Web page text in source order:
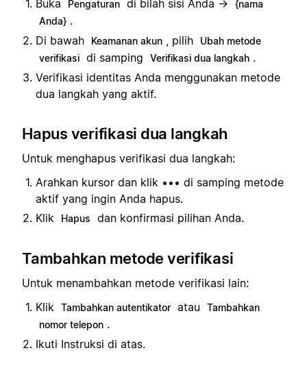
Buka Pengaturan di bilah sisi Anda →
{nama
Anda} .
Di bawah
Keamanan akun , pilih
Ubah metode
verifikasi di samping Verifikasi dua langkah .
Verifikasi identitas Anda menggunakan metode
dua langkah yang aktif.
Hapus verifikasi dua langkah
Untuk menghapus verifikasi dua langkah:
Arahkan kursor dan klik ••• di samping metode
aktif yang ingin Anda hapus.
Klik
Hapus dan konfirmasi pilihan Anda.
Tambahkan metode verifikasi
Untuk menambahkan metode verifikasi lain:
Klik
Tambahkan autentikator atau
Tambahkan
nomor telepon .
Ikuti Instruksi di atas.